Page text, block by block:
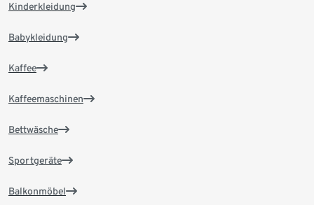
Kinderkleidung
Babykleidung
Kaffee
Kaffeemaschinen
Bettwäsche
Sportgeräte
Balkonmöbel